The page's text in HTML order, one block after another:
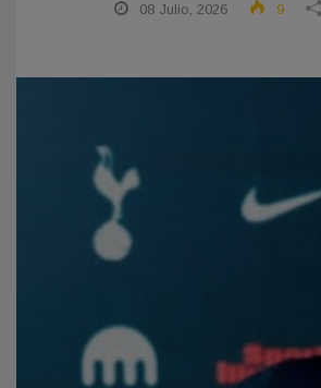
08 Julio, 2026 9